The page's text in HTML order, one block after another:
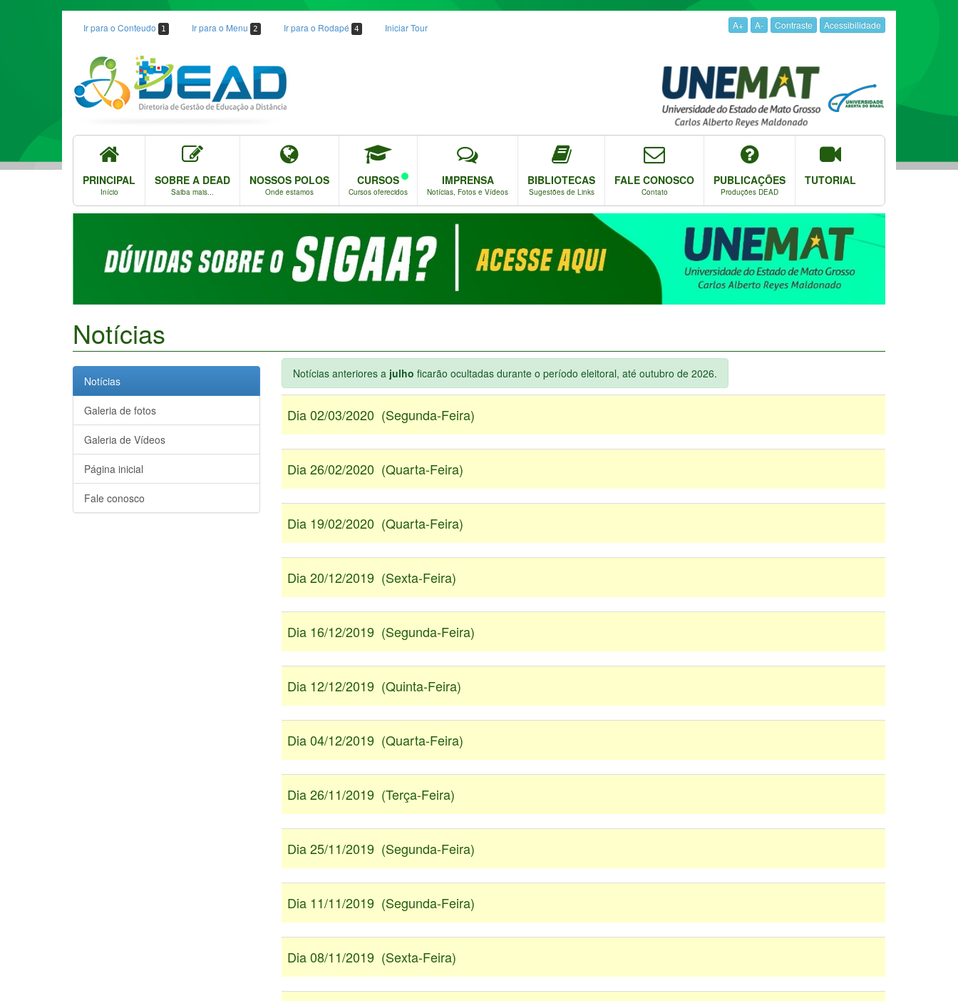
Ir para o Conteudo 1 Ir para o Menu 2 Ir para o Rodapé 4 Iniciar Tour A+ A- Contraste Acessibilidade
PRINCIPAL
Início
SOBRE A DEAD
Saiba mais...
NOSSOS POLOS
Onde estamos
CURSOS
Cursos oferecidos
IMPRENSA
Notícias, Fotos e Vídeos
BIBLIOTECAS
Sugestões de Links
FALE CONOSCO
Contato
PUBLICAÇÕES
Produções DEAD
TUTORIAL
Notícias
Notícias
Galeria de fotos
Galeria de Vídeos
Página inicial
Fale conosco
Notícias anteriores a julho ficarão ocultadas durante o período eleitoral, até outubro de 2026.
Dia 02/03/2020 (Segunda-Feira)
Dia 26/02/2020 (Quarta-Feira)
Dia 19/02/2020 (Quarta-Feira)
Dia 20/12/2019 (Sexta-Feira)
Dia 16/12/2019 (Segunda-Feira)
Dia 12/12/2019 (Quinta-Feira)
Dia 04/12/2019 (Quarta-Feira)
Dia 26/11/2019 (Terça-Feira)
Dia 25/11/2019 (Segunda-Feira)
Dia 11/11/2019 (Segunda-Feira)
Dia 08/11/2019 (Sexta-Feira)